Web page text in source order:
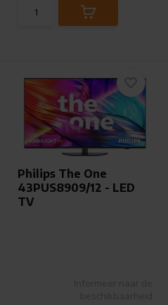
Philips The One
43PUS8909/12 - LED
TV